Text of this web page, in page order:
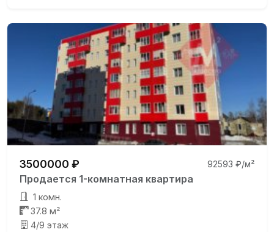
3500000 ₽ 92593 ₽/м²
Продается 1-комнатная квартира
1 комн.
37.8 м²
4/9 этаж